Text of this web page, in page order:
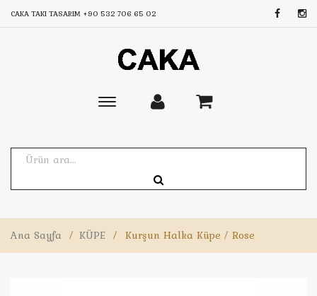
CAKA TAKI TASARIM +90 532 706 65 02
Toggle
Ana Sayfa / KÜPE / Kurşun Halka Küpe / Rose